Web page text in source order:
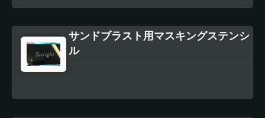
織物、不織布、フィルムの裏地と高品質な接着剤
の幅広い製品ラインナップを提供しています。こ
れらは生産材料の国際的なOEM仕様を満たして
サンドブラスト用マスキングステンシ
ル